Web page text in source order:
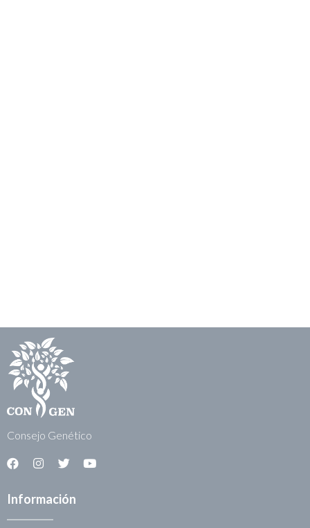
Consejo Genético
Información